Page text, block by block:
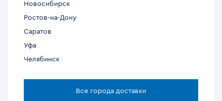
Новосибирск
Ростов-на-Дону
Саратов
Уфа
Челябинск
Все города доставки